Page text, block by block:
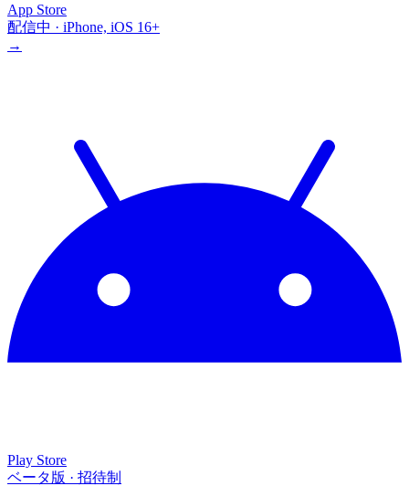
App Store
配信中 · iPhone, iOS 16+
→
Play Store
ベータ版 · 招待制